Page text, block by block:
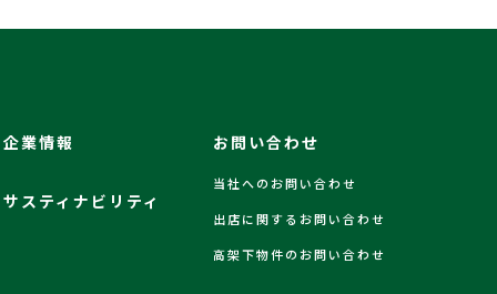
企業情報
サスティナビリティ
お問い合わせ
当社へのお問い合わせ
出店に関するお問い合わせ
高架下物件のお問い合わせ